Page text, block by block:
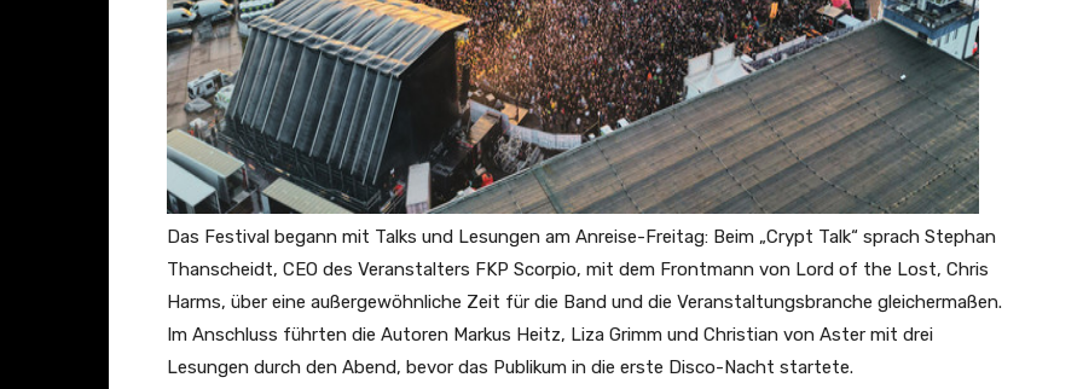
Das Festival begann mit Talks und Lesungen am Anreise-Freitag: Beim „Crypt Talk“ sprach Stephan
Thanscheidt, CEO des Veranstalters FKP Scorpio, mit dem Frontmann von Lord of the Lost, Chris
Harms, über eine außergewöhnliche Zeit für die Band und die Veranstaltungsbranche gleichermaßen.
Im Anschluss führten die Autoren Markus Heitz, Liza Grimm und Christian von Aster mit drei
Lesungen durch den Abend, bevor das Publikum in die erste Disco-Nacht startete.